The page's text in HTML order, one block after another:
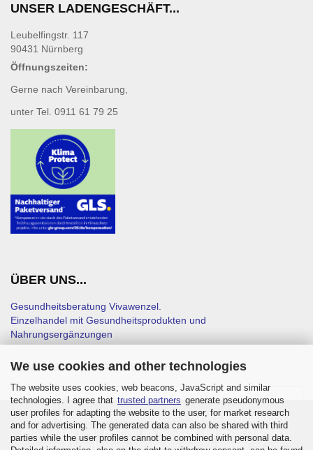
We use cookies and other technologies
The website uses cookies, web beacons, JavaScript and similar
technologies. I agree that trusted partners generate pseudonymous
user profiles for adapting the website to the user, for market research
and for advertising. The generated data can also be shared with third
parties while the user profiles cannot be combined with personal data.
UNSER LADENGESCHÄFT...
Leubelfingstr. 117
90431 Nürnberg
Öffnungszeiten:
Gerne nach Vereinbarung,
unter Tel. 0911 61 79 25
ÜBER UNS...
Gesundheitsberatung Vivawenzel.
Einzelhandel mit Gesundheitsprodukten und
Nahrungsergänzungen
NEWSLETTER-ANMELDUNG
Diese Website verwendet Cookies – nähere Informationen
dazu und zu Ihren Rechten als Benutzer finden Sie in unserer
Datenschutzerklärung. Klicken Sie auf „Ich stimme zu“, um